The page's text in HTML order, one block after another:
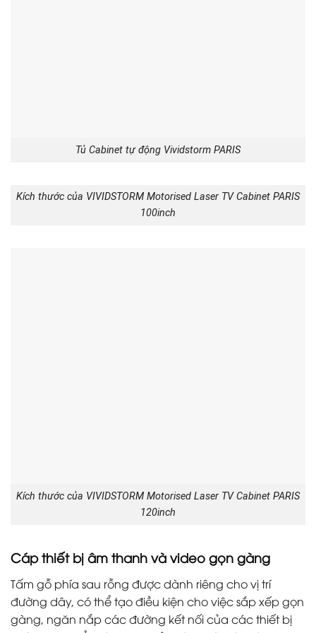
Tủ Cabinet tự động Vividstorm PARIS
Kích thước của VIVIDSTORM Motorised Laser TV Cabinet PARIS
100inch
Kích thước của VIVIDSTORM Motorised Laser TV Cabinet PARIS
120inch
Cáp thiết bị âm thanh và video gọn gàng
Tấm gỗ phía sau rỗng được dành riêng cho vị trí
đường dây, có thể tạo điều kiện cho việc sắp xếp gọn
gàng, ngăn nắp các đường kết nối của các thiết bị